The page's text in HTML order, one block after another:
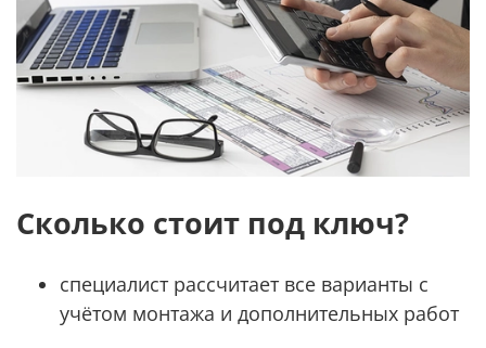
Сколько стоит под ключ?
специалист рассчитает все варианты с
учётом монтажа и дополнительных работ